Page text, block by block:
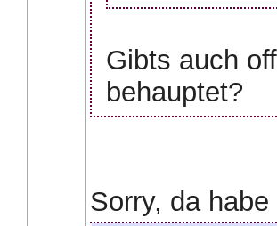
Gibts auch
behauptet?
Sorry, da habe